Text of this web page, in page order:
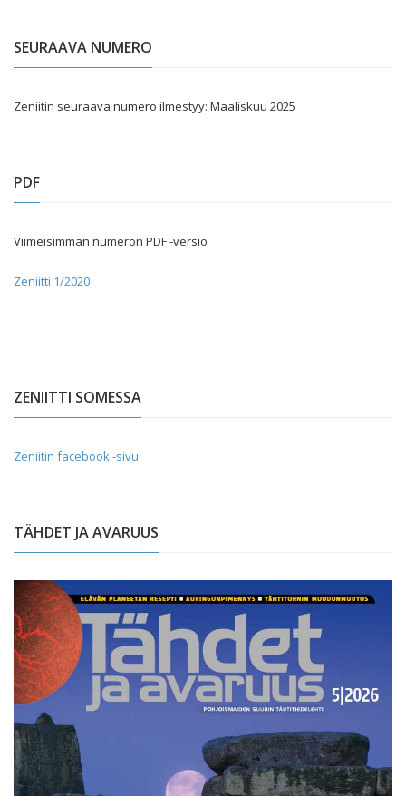
SEURAAVA NUMERO
Zeniitin seuraava numero ilmestyy: Maaliskuu 2025
PDF
Viimeisimmän numeron PDF -versio
Zeniitti 1/2020
ZENIITTI SOMESSA
Zeniitin facebook -sivu
TÄHDET JA AVARUUS